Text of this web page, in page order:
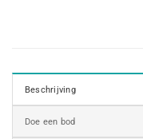
Beschrijving
Doe een bod